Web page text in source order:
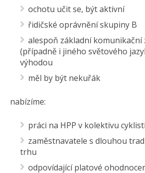
ochotu učit se, být aktivní
řidičské oprávnění skupiny B
alespoň základní
(případně i jiného světového
výhodou
měl by být nekuřák
nabízíme:
práci na HPP v kolektivu
zaměstnavatele s dlouhou
trhu
odpovídající platové